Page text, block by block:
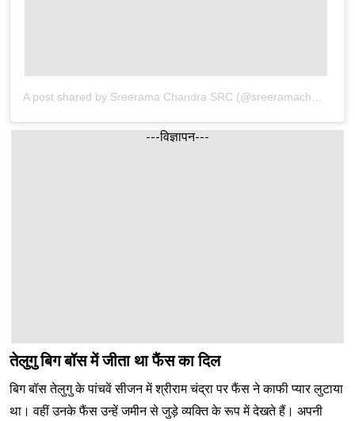
A post shared by Sreerama Chandra SRC (@sreeramachandra5)
---विज्ञापन---
तेलुगु बिग बॉस में जीता था फैंस का दिल
बिग बॉस तेलुगु के पांचवें सीजन में श्रीराम चंद्रा पर फैंस ने काफी प्यार लुटाया
था। वहीं उनके फैंस उन्हें जमीन से जुड़े व्यक्ति के रूप में देखते हैं। अपनी